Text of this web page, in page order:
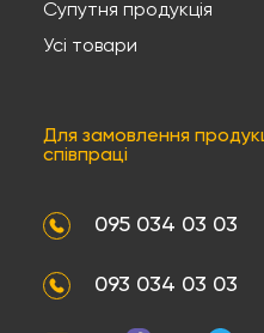
Супутня продукція
Усі товари
Для замовлення
співпраці
095 034 03 03
093 034 03 03